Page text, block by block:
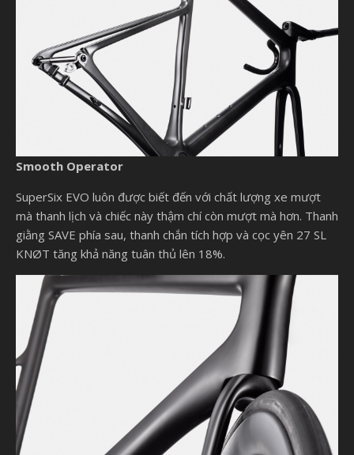
Smooth Operator
SuperSix EVO luôn được biết đến với chất lượng xe mượt
mà thanh lịch và chiếc này thậm chí còn mượt mà hơn. Thanh
giằng SAVE phía sau, thanh chắn tích hợp và cọc yên 27 SL
KNØT tăng khả năng tuân thủ lên 18%.